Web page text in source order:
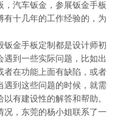
汽车钣金，参展钣金手板
有十几年的工作经验的，为
金手板定制都是设计师初
到一些实际问题，比如出
者在功能上面有缺陷，或者
遇到这些问题的时候，就需
有建设性的解答和帮助。
，东莞的杨小姐联系了一